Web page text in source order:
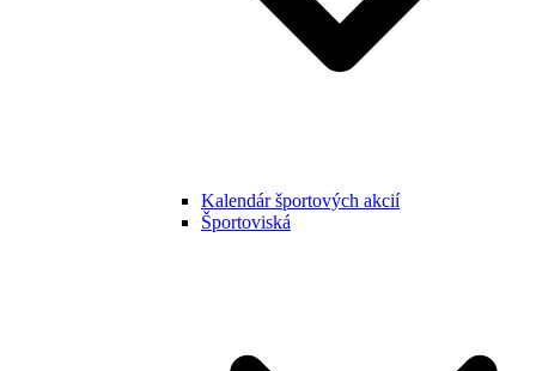
Kalendár športových akcií
Športoviská